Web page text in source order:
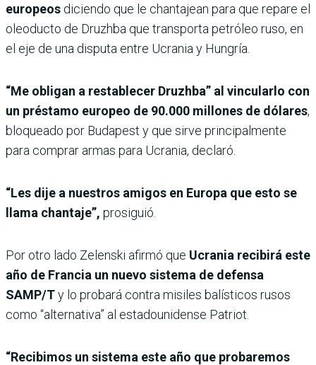
europeos diciendo que le chantajean para que repare el
oleoducto de Druzhba que transporta petróleo ruso, en
el eje de una disputa entre Ucrania y Hungría.
“Me obligan a restablecer Druzhba” al vincularlo con
un préstamo europeo de 90.000 millones de dólares,
bloqueado por Budapest y que sirve principalmente
para comprar armas para Ucrania, declaró.
“Les dije a nuestros amigos en Europa que esto se
llama chantaje”, prosiguió.
Por otro lado Zelenski afirmó que Ucrania recibirá este
año de Francia un nuevo sistema de defensa
SAMP/Ty lo probará contra misiles balísticos rusos
como “alternativa” al estadounidense Patriot.
“Recibimos un sistema este año que probaremos